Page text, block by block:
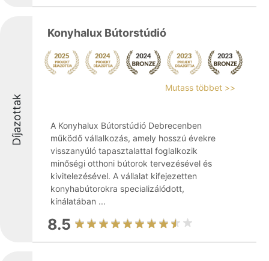
Díjazottak
Konyhalux Bútorstúdió
Mutass többet >>
A Konyhalux Bútorstúdió Debrecenben
működő vállalkozás, amely hosszú évekre
visszanyúló tapasztalattal foglalkozik
minőségi otthoni bútorok tervezésével és
kivitelezésével. A vállalat kifejezetten
konyhabútorokra specializálódott,
kínálatában ...
8.5